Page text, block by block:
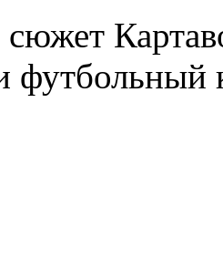
сюжет
футбольный